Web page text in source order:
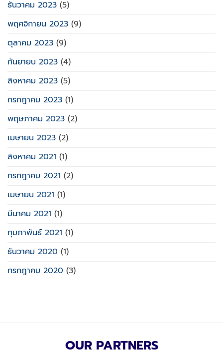
ธันวาคม 2023 (5)
พฤศจิกายน 2023 (9)
ตุลาคม 2023 (9)
กันยายน 2023 (4)
สิงหาคม 2023 (5)
กรกฎาคม 2023 (1)
พฤษภาคม 2023 (2)
เมษายน 2023 (2)
สิงหาคม 2021 (1)
กรกฎาคม 2021 (2)
เมษายน 2021 (1)
มีนาคม 2021 (1)
กุมภาพันธ์ 2021 (1)
ธันวาคม 2020 (1)
กรกฎาคม 2020 (3)
OUR PARTNERS